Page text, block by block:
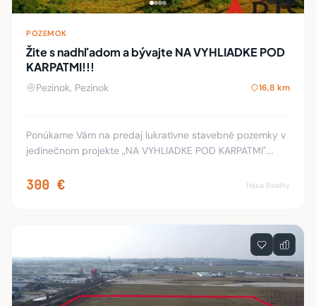
POZEMOK
Žite s nadhľadom a bývajte NA VYHLIADKE POD
KARPATMI!!!
Pezinok, Pezinok 16,8 km
Ponúkame Vám na predaj lukratívne stavebné pozemky v
jedinečnom projekte „NA VYHLIADKE POD KARPATMI".
na úpätí Malých Karpát vo vinárskej obci
300 € Hasa Reality